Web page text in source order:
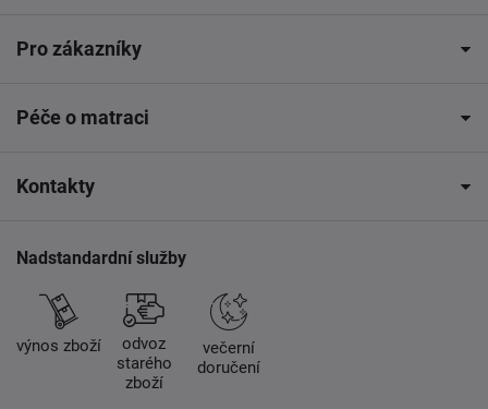
Pro zákazníky
Péče o matraci
Kontakty
Nadstandardní služby
výnos zboží
odvoz
starého
zboží
večerní
doručení